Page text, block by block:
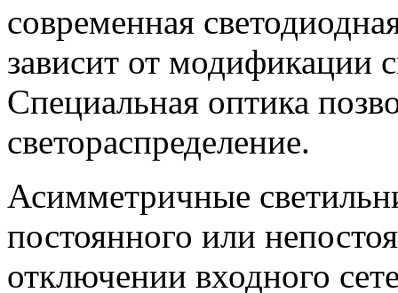
современная
зависит от модификации
Специальная оптика
светораспределение.
Асимметричные
постоянного или
отключении входного